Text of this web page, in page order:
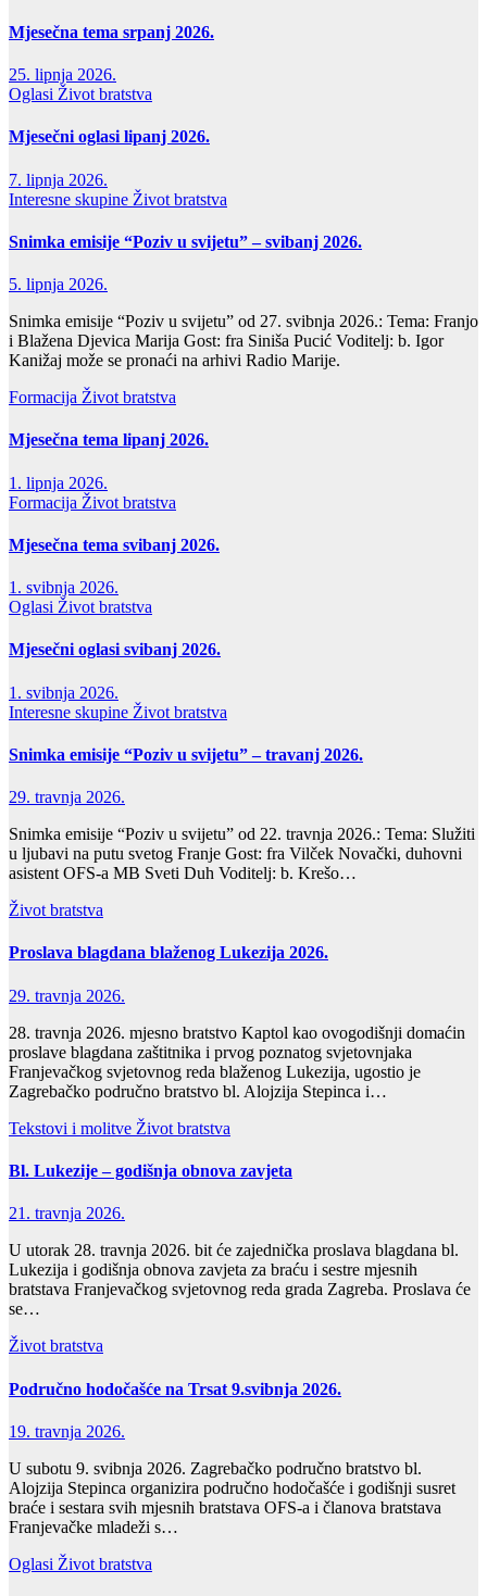
Mjesečna tema srpanj 2026.
25. lipnja 2026.
Oglasi Život bratstva
Mjesečni oglasi lipanj 2026.
7. lipnja 2026.
Interesne skupine Život bratstva
Snimka emisije “Poziv u svijetu” – svibanj 2026.
5. lipnja 2026.
Snimka emisije “Poziv u svijetu” od 27. svibnja 2026.: Tema: Franjo
i Blažena Djevica Marija Gost: fra Siniša Pucić Voditelj: b. Igor
Kanižaj može se pronaći na arhivi Radio Marije.
Formacija Život bratstva
Mjesečna tema lipanj 2026.
1. lipnja 2026.
Formacija Život bratstva
Mjesečna tema svibanj 2026.
1. svibnja 2026.
Oglasi Život bratstva
Mjesečni oglasi svibanj 2026.
1. svibnja 2026.
Interesne skupine Život bratstva
Snimka emisije “Poziv u svijetu” – travanj 2026.
29. travnja 2026.
Snimka emisije “Poziv u svijetu” od 22. travnja 2026.: Tema: Služiti
u ljubavi na putu svetog Franje Gost: fra Vilček Novački, duhovni
asistent OFS-a MB Sveti Duh Voditelj: b. Krešo…
Život bratstva
Proslava blagdana blaženog Lukezija 2026.
29. travnja 2026.
28. travnja 2026. mjesno bratstvo Kaptol kao ovogodišnji domaćin
proslave blagdana zaštitnika i prvog poznatog svjetovnjaka
Franjevačkog svjetovnog reda blaženog Lukezija, ugostio je
Zagrebačko područno bratstvo bl. Alojzija Stepinca i…
Tekstovi i molitve Život bratstva
Bl. Lukezije – godišnja obnova zavjeta
21. travnja 2026.
U utorak 28. travnja 2026. bit će zajednička proslava blagdana bl.
Lukezija i godišnja obnova zavjeta za braću i sestre mjesnih
bratstava Franjevačkog svjetovnog reda grada Zagreba. Proslava će
se…
Život bratstva
Područno hodočašće na Trsat 9.svibnja 2026.
19. travnja 2026.
U subotu 9. svibnja 2026. Zagrebačko područno bratstvo bl.
Alojzija Stepinca organizira područno hodočašće i godišnji susret
braće i sestara svih mjesnih bratstava OFS-a i članova bratstava
Franjevačke mladeži s…
Oglasi Život bratstva